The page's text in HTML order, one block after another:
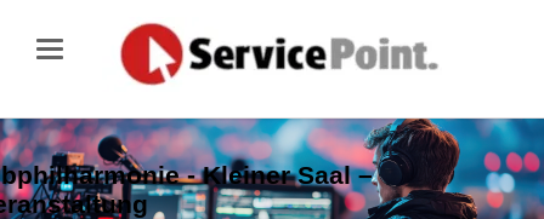
- Kleiner Saal –